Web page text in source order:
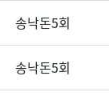
송낙돈5회
송낙돈5회